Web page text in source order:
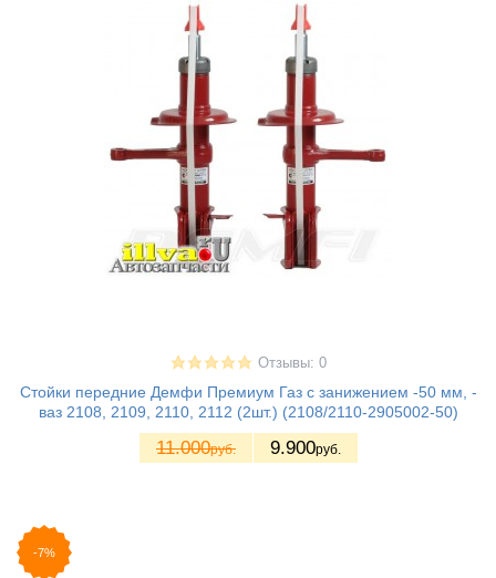
Отзывы: 0
Стойки передние Демфи Премиум Газ с занижением -50 мм, -
ваз 2108, 2109, 2110, 2112 (2шт.) (2108/2110-2905002-50)
11.000руб. 9.900руб.
-7%